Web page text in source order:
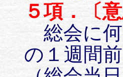
５項．〔
総会に何
の１週間